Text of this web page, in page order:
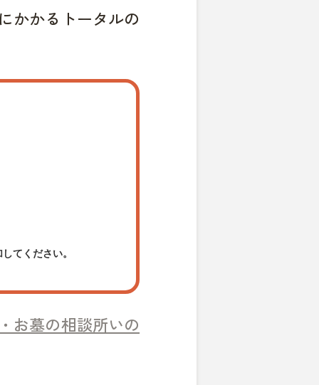
かかるトータルの
てください。
お墓の相談所いの